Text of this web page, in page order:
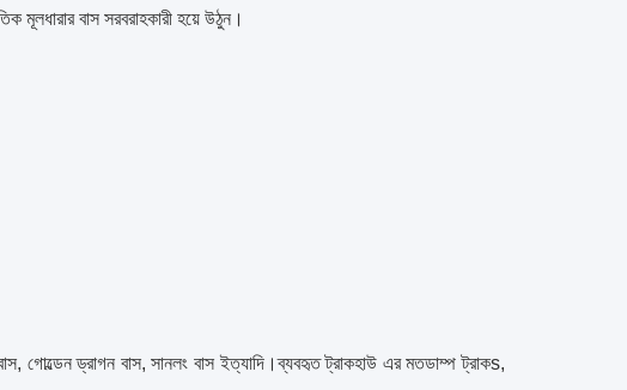
মূলধারার বাস সরবরাহকারী হয়ে উঠুন।
গোল্ডেন ড্রাগন বাস, সানলং বাস ইত্যাদি।ব্যবহৃত ট্রাকহাউ এর মতডাম্প ট্রাকs,